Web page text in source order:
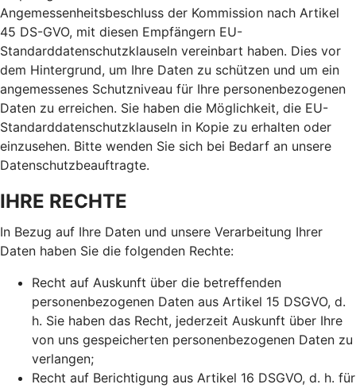
Angemessenheitsbeschluss der Kommission nach Artikel
45 DS-GVO, mit diesen Empfängern EU-
Standarddatenschutzklauseln vereinbart haben. Dies vor
dem Hintergrund, um Ihre Daten zu schützen und um ein
angemessenes Schutzniveau für Ihre personenbezogenen
Daten zu erreichen. Sie haben die Möglichkeit, die EU-
Standarddatenschutzklauseln in Kopie zu erhalten oder
einzusehen. Bitte wenden Sie sich bei Bedarf an unsere
Datenschutzbeauftragte.
IHRE RECHTE
In Bezug auf Ihre Daten und unsere Verarbeitung Ihrer
Daten haben Sie die folgenden Rechte:
Recht auf Auskunft über die betreffenden
personenbezogenen Daten aus Artikel 15 DSGVO, d.
h. Sie haben das Recht, jederzeit Auskunft über Ihre
von uns gespeicherten personenbezogenen Daten zu
verlangen;
Recht auf Berichtigung aus Artikel 16 DSGVO, d. h. für